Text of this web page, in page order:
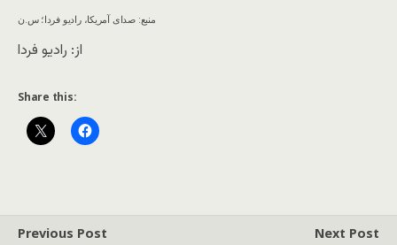
منبع: صدای آمریکا، رادیو فردا؛ س.ن
از: رادیو فردا
Share this:
Previous Post Next Post